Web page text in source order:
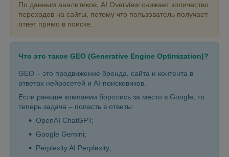
По данным аналитиков, AI Overview снижает количество
переходов на сайты, потому что пользователь получает
ответ прямо в поиске.
Что это такое GEO (Generative Engine Optimization)?
GEO – это продвижение бренда, сайта и контента в
ответах нейросетей и AI-поисковиков.
Если раньше компании боролись за место в Google, то
теперь задача – попасть в ответы:
OpenAI ChatGPT;
Google Gemini;
Perplexity AI Perplexity;